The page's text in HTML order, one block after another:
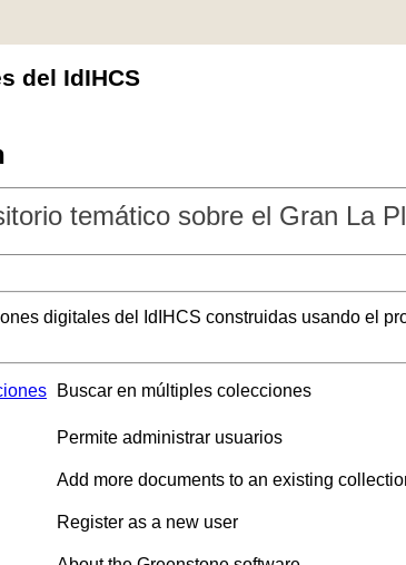
del IdIHCS
temático sobre el Gran La
digitales del IdIHCS construidas usando el
Buscar en múltiples colecciones
Permite administrar usuarios
Add more documents to an existing
Register as a new user